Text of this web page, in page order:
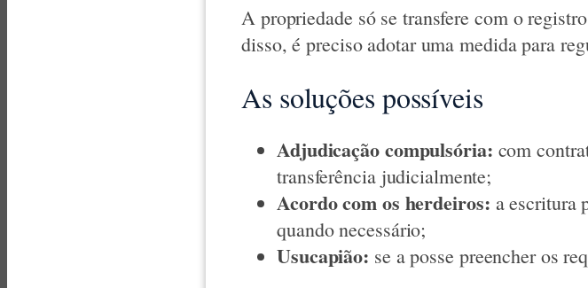
A propriedade só se transfere com o
disso, é preciso adotar uma medida para
As soluções possíveis
Adjudicação compulsória: com
transferência judicialmente;
Acordo com os herdeiros: a escritura
quando necessário;
Usucapião: se a posse preencher os